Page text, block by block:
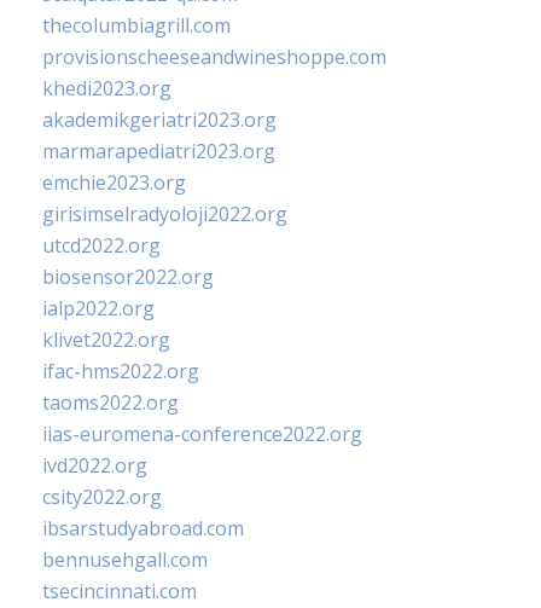
thecolumbiagrill.com
provisionscheeseandwineshoppe.com
khedi2023.org
akademikgeriatri2023.org
marmarapediatri2023.org
emchie2023.org
girisimselradyoloji2022.org
utcd2022.org
biosensor2022.org
ialp2022.org
klivet2022.org
ifac-hms2022.org
taoms2022.org
iias-euromena-conference2022.org
ivd2022.org
csity2022.org
ibsarstudyabroad.com
bennusehgall.com
tsecincinnati.com